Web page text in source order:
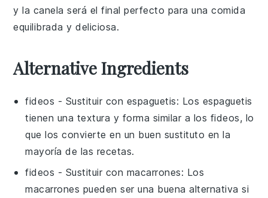
y la canela será el final perfecto para una comida
equilibrada y deliciosa.
Alternative Ingredients
fideos - Sustituir con espaguetis: Los espaguetis
tienen una textura y forma similar a los fideos, lo
que los convierte en un buen sustituto en la
mayoría de las recetas.
fideos - Sustituir con macarrones: Los
macarrones pueden ser una buena alternativa si